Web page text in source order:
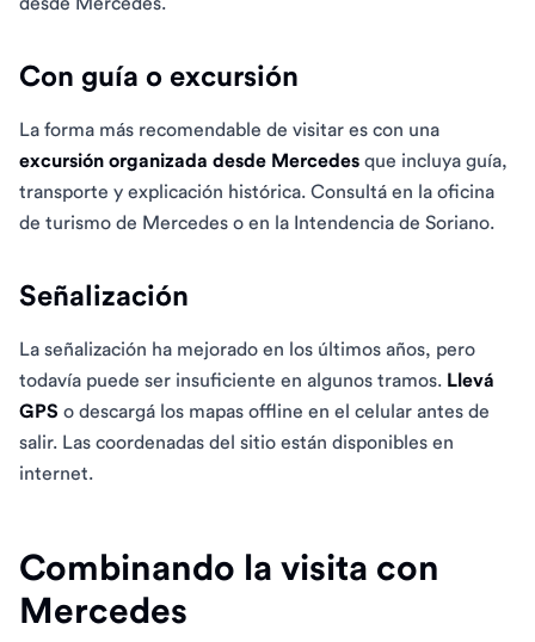
Con guía o excursión
La forma más recomendable de visitar es con una
excursión organizada desde Mercedes que incluya guía,
transporte y explicación histórica. Consultá en la oficina
de turismo de Mercedes o en la Intendencia de Soriano.
Señalización
La señalización ha mejorado en los últimos años, pero
todavía puede ser insuficiente en algunos tramos. Llevá
GPS o descargá los mapas offline en el celular antes de
salir. Las coordenadas del sitio están disponibles en
internet.
Combinando la visita con
Mercedes